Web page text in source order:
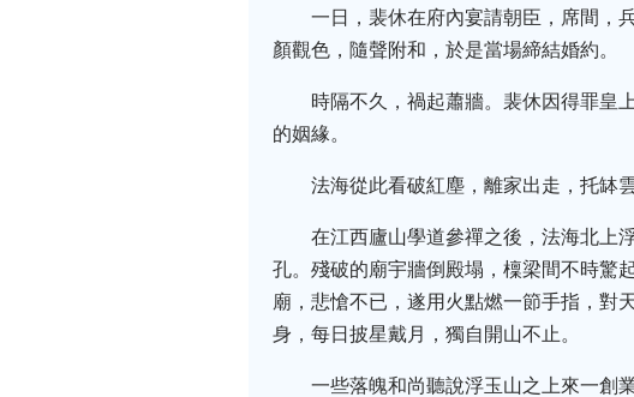
一日，裴休在府內宴請朝臣，席間，
顏觀色，隨聲附和，於是當場締結婚約。
時隔不久，禍起蕭牆。裴休因得罪皇
的姻緣。
法海從此看破紅塵，離家出走，托缽
在江西廬山學道參禪之後，法海北上
孔。殘破的廟宇牆倒殿塌，檁梁間不時驚
廟，悲愴不已，遂用火點燃一節手指，對
身，每日披星戴月，獨自開山不止。
一些落魄和尚聽說浮玉山之上來一創